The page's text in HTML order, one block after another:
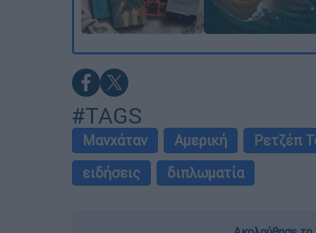
#TAGS
Μανχάταν Αμερική Ρετζέπ
ειδήσεις
διπλωματία